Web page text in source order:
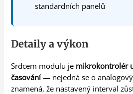
standardních panelů
Detaily a výkon
Srdcem modulu je mikrokontrolér
časování— nejedná se o analogový
znamená, že nastavený interval